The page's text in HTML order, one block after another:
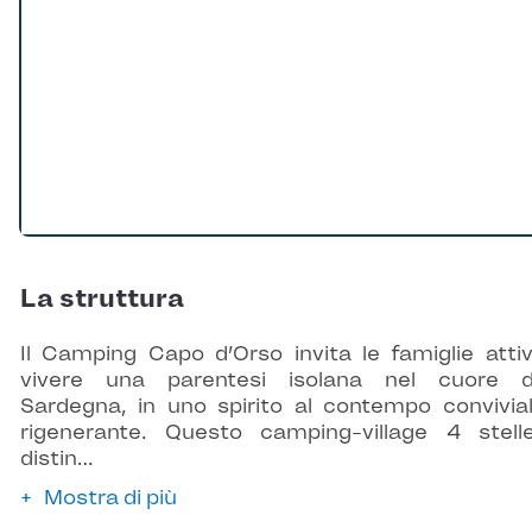
La struttura
Il Camping Capo d’Orso invita le famiglie
vivere una parentesi isolana nel cuore
Sardegna, in uno spirito al contempo
rigenerante. Questo camping-village 4
distin…
Mostra di più